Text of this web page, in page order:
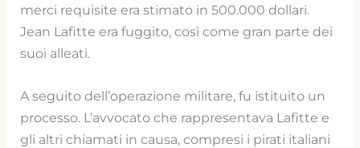
merci requisite era stimato in 500.000 dollari.
Jean Lafitte era fuggito, così come gran parte dei
suoi alleati.
A seguito dell’operazione militare, fu istituito un
processo. L’avvocato che rappresentava Lafitte e
gli altri chiamati in causa, compresi i pirati italiani